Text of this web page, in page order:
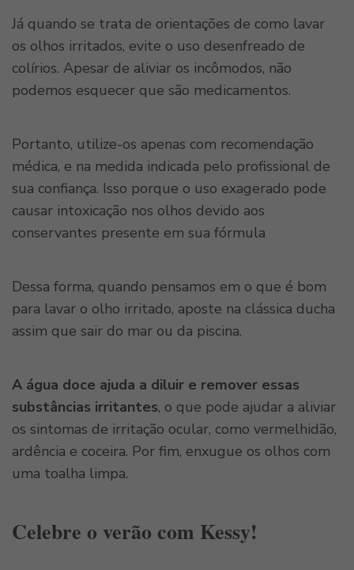
Já quando se trata de orientações de como lavar
os olhos irritados, evite o uso desenfreado de
colírios. Apesar de aliviar os incômodos, não
podemos esquecer que são medicamentos.
Portanto, utilize-os apenas com recomendação
médica, e na medida indicada pelo profissional de
sua confiança. Isso porque o uso exagerado pode
causar intoxicação nos olhos devido aos
conservantes presente em sua fórmula
Dessa forma, quando pensamos em o que é bom
para lavar o olho irritado, aposte na clássica ducha
assim que sair do mar ou da piscina.
A água doce ajuda a diluir e remover essas
substâncias irritantes, o que pode ajudar a aliviar
os sintomas de irritação ocular, como vermelhidão,
ardência e coceira. Por fim, enxugue os olhos com
uma toalha limpa.
Celebre o verão com Kessy!